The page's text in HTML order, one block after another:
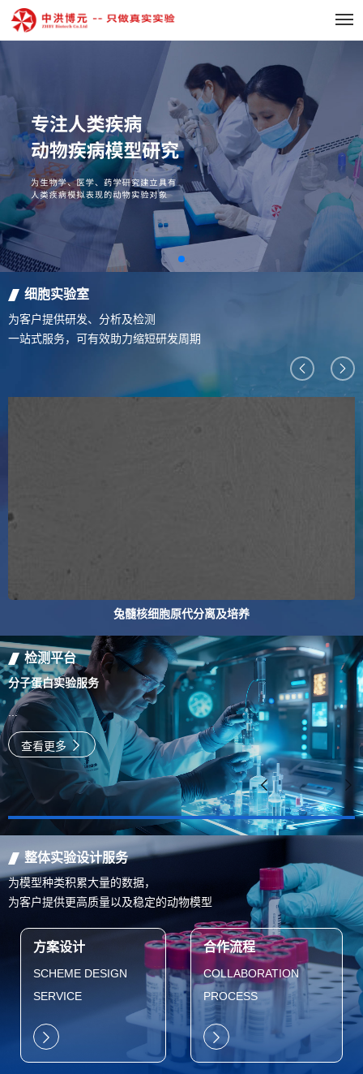
细胞实验室
为客户提供研发、分析及检测
一站式服务，可有效助力缩短研发周期
兔髓核细胞原代分离及培养
检测平台
分子蛋白实验服务
...
查看更多
整体实验设计服务
为模型种类积累大量的数据，
为客户提供更高质量以及稳定的动物模型
方案设计
SCHEME DESIGN
SERVICE
合作流程
COLLABORATION
PROCESS